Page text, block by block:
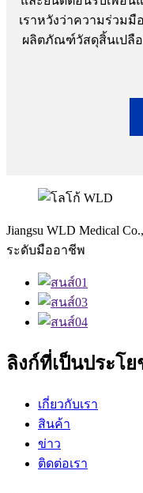
เราหวังว่าความร่วมมื
ผลิตภัณฑ์วัสดุสิ้นเปลื
Jiangsu WLD Medical
ระดับมืออาชีพ
ลิงก์ที่เป็นประโ
เกี่ยวกับเรา
สินค้า
ข่าว
ติดต่อเรา